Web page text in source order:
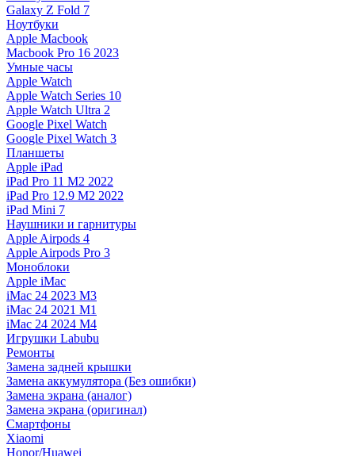
Galaxy Z Fold 7
Ноутбуки
Apple Macbook
Macbook Pro 16 2023
Умные часы
Apple Watch
Apple Watch Series 10
Apple Watch Ultra 2
Google Pixel Watch
Google Pixel Watch 3
Планшеты
Apple iPad
iPad Pro 11 M2 2022
iPad Pro 12.9 M2 2022
iPad Mini 7
Наушники и гарнитуры
Apple Airpods 4
Apple Airpods Pro 3
Моноблоки
Apple iMac
iMac 24 2023 M3
iMac 24 2021 M1
iMac 24 2024 M4
Игрушки Labubu
Ремонты
Замена задней крышки
Замена аккумулятора (Без ошибки)
Замена экрана (аналог)
Замена экрана (оригинал)
Смартфоны
Xiaomi
Honor/Huawei